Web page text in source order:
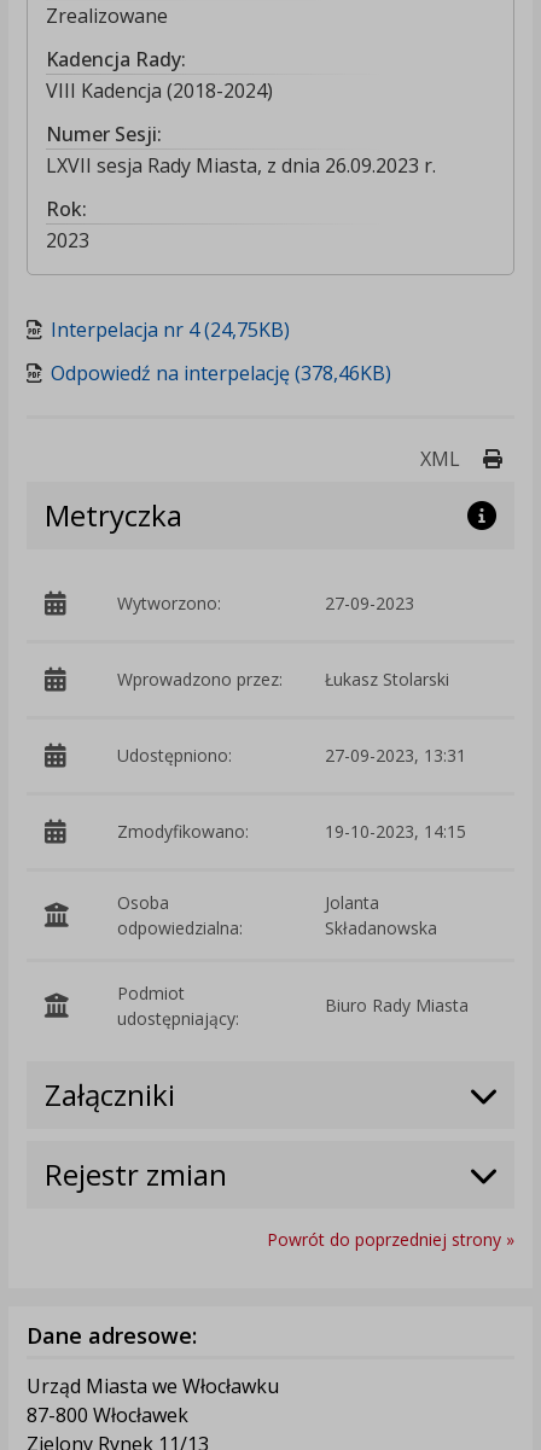
Zrealizowane
Kadencja Rady:
VIII Kadencja (2018-2024)
Numer Sesji:
LXVII sesja Rady Miasta, z dnia 26.09.2023 r.
Rok:
2023
Interpelacja nr 4 (24,75KB)
Odpowiedź na interpelację (378,46KB)
XML
Metryczka
Wytworzono: 27-09-2023
Wprowadzono przez: Łukasz Stolarski
Udostępniono: 27-09-2023, 13:31
Zmodyfikowano: 19-10-2023, 14:15
Osoba
odpowiedzialna:
Jolanta
Składanowska
Podmiot
udostępniający:
Biuro Rady Miasta
Załączniki
Rejestr zmian
Powrót do poprzedniej strony »
Dane adresowe:
Urząd Miasta we Włocławku
87-800 Włocławek
Zielony Rynek 11/13